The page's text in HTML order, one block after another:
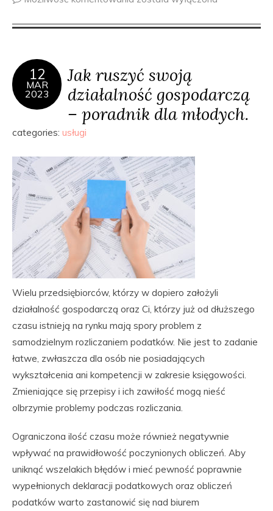
12
MAR
2023
Jak ruszyć swoją
działalność gospodarczą
– poradnik dla młodych.
categories: usługi
Wielu przedsiębiorców, którzy w dopiero założyli
działalność gospodarczą oraz Ci, którzy już od dłuższego
czasu istnieją na rynku mają spory problem z
samodzielnym rozliczaniem podatków. Nie jest to zadanie
łatwe, zwłaszcza dla osób nie posiadających
wykształcenia ani kompetencji w zakresie księgowości.
Zmieniające się przepisy i ich zawiłość mogą nieść
olbrzymie problemy podczas rozliczania.
Ograniczona ilość czasu może również negatywnie
wpływać na prawidłowość poczynionych obliczeń. Aby
uniknąć wszelakich błędów i mieć pewność poprawnie
wypełnionych deklaracji podatkowych oraz obliczeń
podatków warto zastanowić się nad biurem